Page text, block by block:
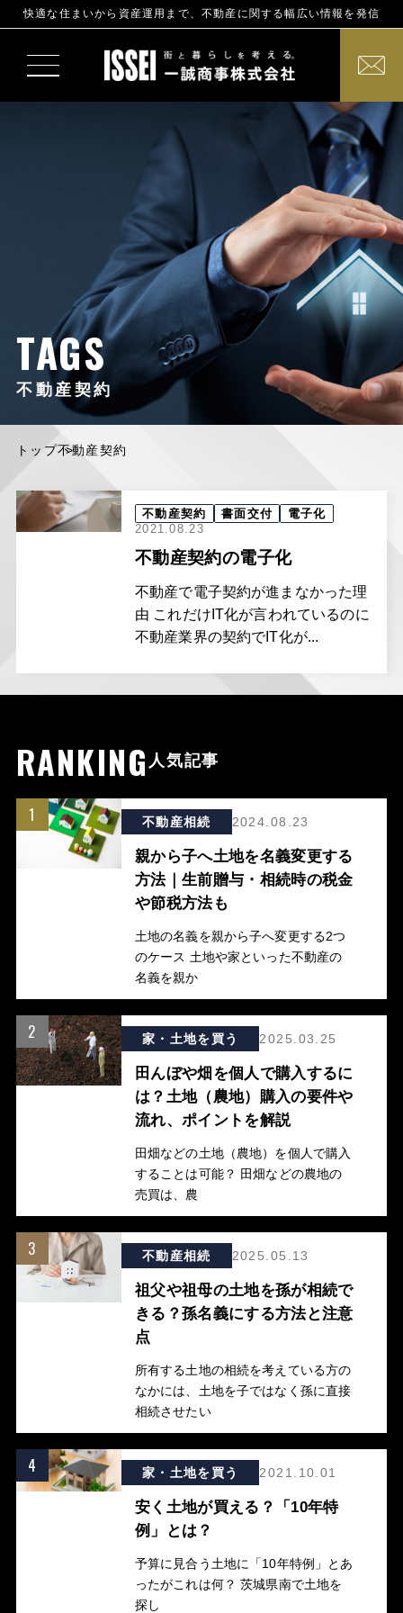
快適な住まいから資産運用まで、不動産に関する幅広い情報を発信
TAGS
不動産契約
トップ不動産契約
不動産契約 書面交付
電子化
2021.08.23
不動産契約の電子化
不動産で電子契約が進まなかった理
由 これだけIT化が言われているのに
不動産業界の契約でIT化が...
RANKING 人気記事
1 不動産相続 2024.08.23
親から子へ土地を名義変更する
方法｜生前贈与・相続時の税金
や節税方法も
土地の名義を親から子へ変更する2つ
のケース 土地や家といった不動産の
名義を親か
2 家・土地を買う 2025.03.25
田んぼや畑を個人で購入するに
は？土地（農地）購入の要件や
流れ、ポイントを解説
田畑などの土地（農地）を個人で購入
することは可能？ 田畑などの農地の
売買は、農
3 不動産相続 2025.05.13
祖父や祖母の土地を孫が相続で
きる？孫名義にする方法と注意
点
所有する土地の相続を考えている方の
なかには、土地を子ではなく孫に直接
相続させたい
4 家・土地を買う 2021.10.01
安く土地が買える？「10年特
例」とは？
予算に見合う土地に「10年特例」とあ
ったがこれは何？ 茨城県南で土地を
探し